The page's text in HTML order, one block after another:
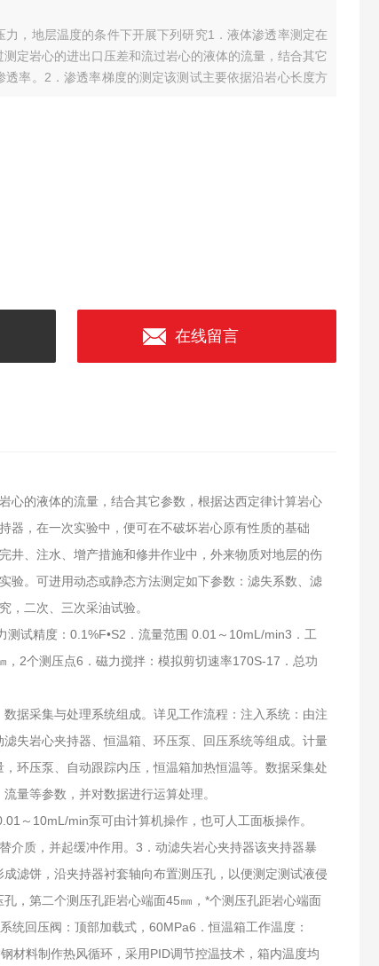
，地层温度的条件下开展下列研究1．液体渗透率测定在
定岩心的进出口压差和流过岩心的液体的流量，结合其它
率。 2．渗透率梯度的测定该测试主要依据沿岩心长度方
在线留言
心的液体的流量，结合其它参数，根据达西定律计算岩心
器，在一次实验中，便可在不破坏岩心原有性质的基础
井、注水、增产措施和修井作业中，外来物质对地层的伤
验。可进用动态或静态方法测定如下参数：滤失系数、滤
，二次、三次采油试验。
试精度：0.1%F•S2．流量范围 0.01～10mL/min3．工
2个测压点6．磁力搅拌：模拟剪切速率170S-17．总功
据采集与处理系统组成。详见工作流程：注入系统：由注
失岩心夹持器、恒温箱、环压泵、回压系统等组成。计量
环压泵、自动跟踪内压，恒温箱加热恒温等。数据采集处
量等参数，并对数据进行运算处理。
～10mL/min泵可由计算机操作，也可人工面板操作。
介质，并起缓冲作用。3．动滤失岩心夹持器该夹持器暴
滤饼，沿夹持器衬套轴向布置测压孔，以便测定测试液侵
，第二个测压孔距岩心端面45㎜，*个测压孔距岩心端面
回压阀：顶部加载式，60MPa6．恒温箱工作温度：
料制作热风循环，采用PID调节控温技术，箱内温度均